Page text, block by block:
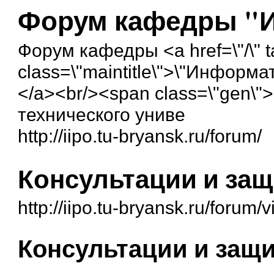
Форум кафедры
Форум кафедры <a href=\"/\"
</a><br/><span
технического униве
http://iipo.tu-bryansk.ru/forum/
Консультации и
http://iipo.tu-bryansk.ru/forum/
Консультации и